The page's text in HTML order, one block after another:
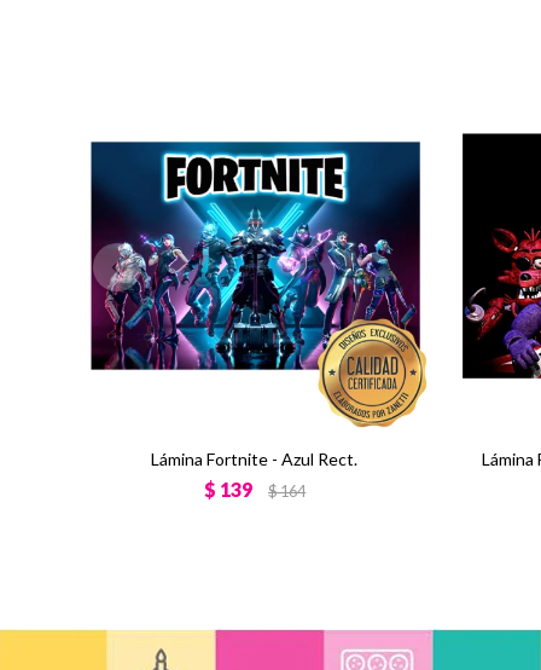
Lámina Fortnite - Azul Rect.
$ 139 $164
Lámina